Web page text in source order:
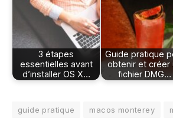
3 étapes
essentielles avant
d’installer OS X…
Guide pratique
obtenir et créer
fichier DMG…
guide pratique macos monterey